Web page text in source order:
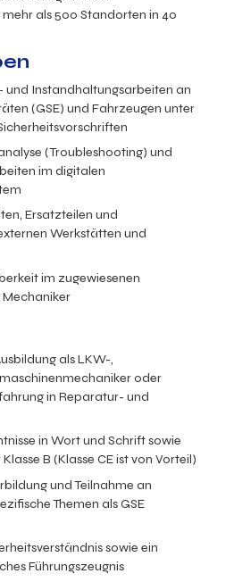
als 500 Standorten in 40
und Instandhaltungsarbeiten an
(GSE) und Fahrzeugen unter
(Troubleshooting) und
im digitalen
Ersatzteilen und
Werkstätten und
im zugewiesenen
Mechaniker
als LKW-,
oder
in Reparatur- und
in Wort und Schrift sowie
B (Klasse CE ist von Vorteil)
und Teilnahme an
Themen als GSE
sowie ein
Führungszeugnis